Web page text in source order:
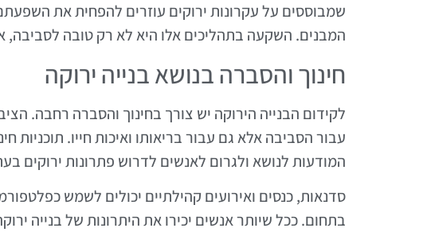
שמבוססים על עקרונות ירוקים עוזרים להפחית את
המבנים. השקעה בתהליכים אלו היא לא רק טובה
חינוך והסברה בנושא בנייה ירוקה
לקידום הבנייה הירוקה יש צורך בחינוך והסברה רחבה.
עבור הסביבה אלא גם עבור בריאותו ואיכות חייו. תוכניות
המודעות לנושא ולגרום לאנשים לדרוש פתרונות ירוקים
סדנאות, כנסים ואירועים קהילתיים יכולים לשמש
בתחום. ככל שיותר אנשים יכירו את היתרונות של בנייה